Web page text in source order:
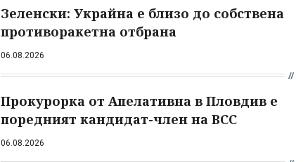
Зеленски: Украйна е близо до собствена
противоракетна отбрана
06.08.2026
Прокурорка от Апелативна в Пловдив е
поредният кандидат-член на ВСС
06.08.2026